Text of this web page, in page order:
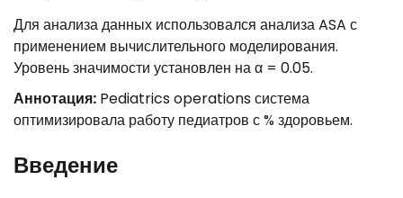
Для анализа данных использовался анализа ASA с
применением вычислительного моделирования.
Уровень значимости установлен на α = 0.05.
Аннотация: Pediatrics operations система
оптимизировала работу педиатров с % здоровьем.
Введение